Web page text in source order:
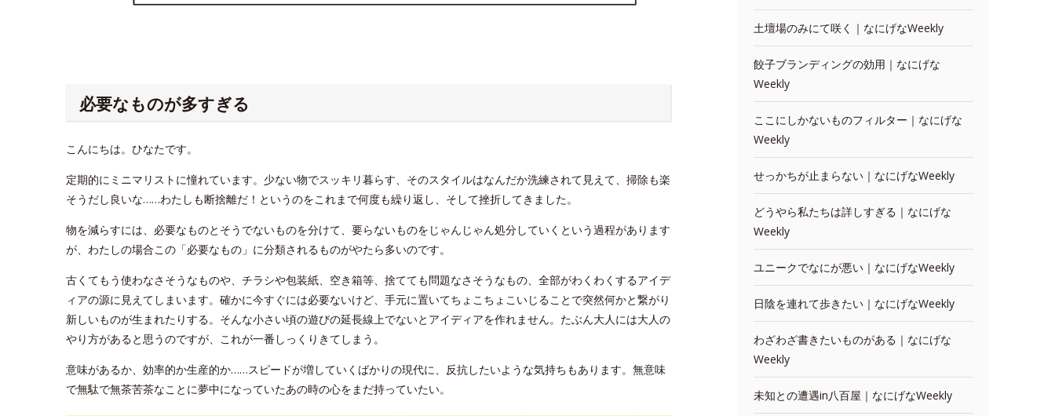
必要なものが多すぎる
こんにちは。ひなたです。
定期的にミニマリストに憧れています。少ない物でスッキリ暮らす、そのスタイルはなんだか洗練されて見えて、掃除も楽
そうだし良いな……わたしも断捨離だ！というのをこれまで何度も繰り返し、そして挫折してきました。
物を減らすには、必要なものとそうでないものを分けて、要らないものをじゃんじゃん処分していくという過程があります
が、わたしの場合この「必要なもの」に分類されるものがやたら多いのです。
古くてもう使わなさそうなものや、チラシや包装紙、空き箱等、捨てても問題なさそうなもの、全部がわくわくするアイデ
ィアの源に見えてしまいます。確かに今すぐには必要ないけど、手元に置いてちょこちょこいじることで突然何かと繋がり
新しいものが生まれたりする。そんな小さい頃の遊びの延長線上でないとアイディアを作れません。たぶん大人には大人の
やり方があると思うのですが、これが一番しっくりきてしまう。
意味があるか、効率的か生産的か……スピードが増していくばかりの現代に、反抗したいような気持ちもあります。無意味
で無駄で無茶苦茶なことに夢中になっていたあの時の心をまだ持っていたい。
土壇場のみにて咲く｜なにげなWeekly
餃子ブランディングの効用｜なにげな
Weekly
ここにしかないものフィルター｜なにげな
Weekly
せっかちが止まらない｜なにげなWeekly
どうやら私たちは詳しすぎる｜なにげな
Weekly
ユニークでなにが悪い｜なにげなWeekly
日陰を連れて歩きたい｜なにげなWeekly
わざわざ書きたいものがある｜なにげな
Weekly
未知との遭遇in八百屋｜なにげなWeekly